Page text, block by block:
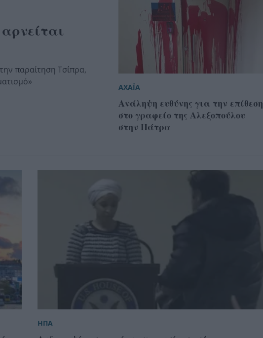
παραίτηση Τσίπρα,
ΑΧΑΪΑ
Ανάληψη ευθύνης για την επίθεση
στο γραφείο της Αλεξοπούλου
στην Πάτρα
ΗΠΑ